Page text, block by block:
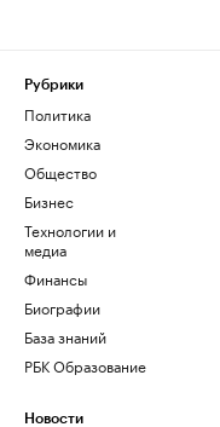
Рубрики
Политика
Экономика
Общество
Бизнес
Технологии и
медиа
Финансы
Биографии
База знаний
РБК Образование
Новости